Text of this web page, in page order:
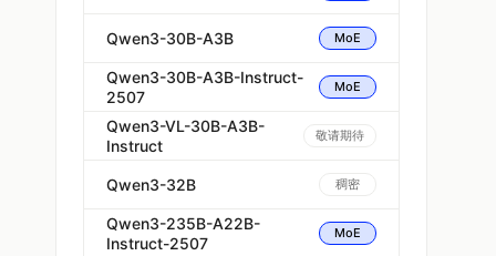
Qwen3-30B-A3B MoE
Qwen3-30B-A3B-Instruct-
2507
MoE
Qwen3-VL-30B-A3B-
Instruct
敬请期待
Qwen3-32B 稠密
Qwen3-235B-A22B-
Instruct-2507
MoE